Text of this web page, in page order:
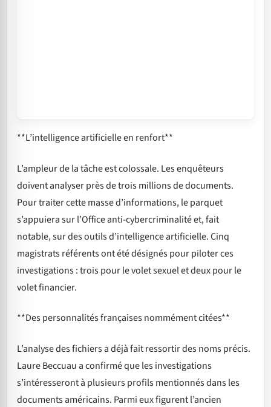
**L’intelligence artificielle en renfort**
L’ampleur de la tâche est colossale. Les enquêteurs
doivent analyser près de trois millions de documents.
Pour traiter cette masse d’informations, le parquet
s’appuiera sur l’Office anti-cybercriminalité et, fait
notable, sur des outils d’intelligence artificielle. Cinq
magistrats référents ont été désignés pour piloter ces
investigations : trois pour le volet sexuel et deux pour le
volet financier.
**Des personnalités françaises nommément citées**
L’analyse des fichiers a déjà fait ressortir des noms précis.
Laure Beccuau a confirmé que les investigations
s’intéresseront à plusieurs profils mentionnés dans les
documents américains. Parmi eux figurent l’ancien